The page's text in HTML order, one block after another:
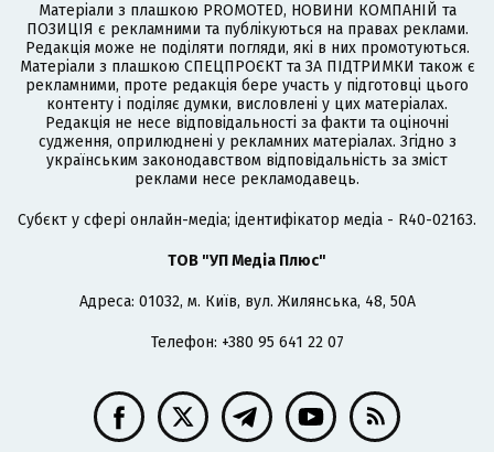
Матеріали з плашкою PROMOTED, НОВИНИ КОМПАНІЙ та
ПОЗИЦІЯ є рекламними та публікуються на правах реклами.
Редакція може не поділяти погляди, які в них промотуються.
Матеріали з плашкою СПЕЦПРОЄКТ та ЗА ПІДТРИМКИ також є
рекламними, проте редакція бере участь у підготовці цього
контенту і поділяє думки, висловлені у цих матеріалах.
Редакція не несе відповідальності за факти та оціночні
судження, оприлюднені у рекламних матеріалах. Згідно з
українським законодавством відповідальність за зміст
реклами несе рекламодавець.
Cубєкт у сфері онлайн-медіа; ідентифікатор медіа - R40-02163.
ТОВ "УП Медіа Плюс"
Адреса: 01032, м. Київ, вул. Жилянська, 48, 50А
Телефон: +380 95 641 22 07